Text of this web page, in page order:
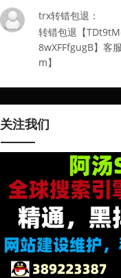
trx转错包退：
转错包退【
8wXFFfgugB】客
m】
关注我们